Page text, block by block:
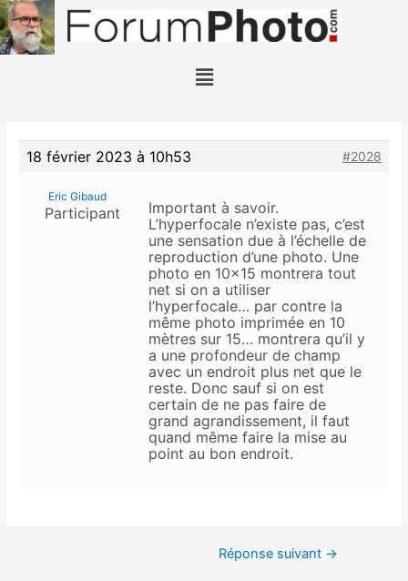
18 février 2023 à 10h53 #2028
Eric Gibaud
Participant
Important à savoir.
L’hyperfocale n’existe pas, c’est
une sensation due à l’échelle de
reproduction d’une photo. Une
photo en 10×15 montrera tout
net si on a utiliser
l’hyperfocale… par contre la
même photo imprimée en 10
mètres sur 15… montrera qu’il y
a une profondeur de champ
avec un endroit plus net que le
reste. Donc sauf si on est
certain de ne pas faire de
grand agrandissement, il faut
quand même faire la mise au
point au bon endroit.
Réponse suivant →